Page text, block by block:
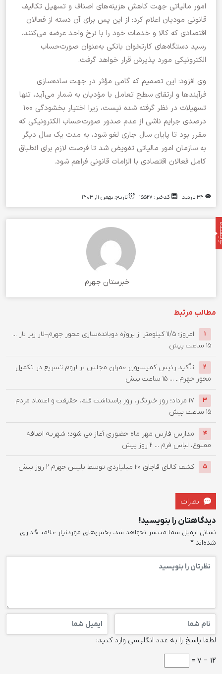
امور مالیاتی جهت کاهش هزینه‌های اصناف و تسهیل تکالیف
قانونی مودیان اعلام کرد: از این پس برای آن دسته از فعالان
اقتصادی که کالا و خدمات خود را با نرخ واحد عرضه می‌کنند،
رسید دستگاه‌های کارتخوان بانکی به‌عنوان صورت‌حساب
الکترونیکی مورد پذیرش قرار خواهد گرفت.
وی افزود: این تصمیم که گامی مؤثر در جهت ساده‌سازی
فرآیندها و ارتقای سطح تعامل با مؤدیان به شمار می‌آید، تنها
تسهیلات در نظر گرفته شده نیست، زیرا اختیار بخشودگی ۱۰۰
درصدی جرایم ناشی از عدم صدور صورت‌حساب الکترونیکی که
مقرر بود تا پایان سال جاری لغو شود، به مدت یک سال دیگر
به سازمان امور مالیاتی تفویض شد تا فرصت لازم برای انطباق
کامل فعالان اقتصادی با الزامات قانونی فراهم شود.
کدخبر: 15527 تاریخ: بهمن 11, 1404
خبرستان جهرم
مطالب مرتبط
1
امروز؛ ۱۱/۵ کیلومتر از پروژه دوبانده‌سازی محور جهرم–لار زیر بار ...
15 ساعت پیش
2
تأکید رئیس کمیسیون عمران مجلس بر لزوم تسریع در تکمیل
محور جهرم ـ ... 15 ساعت پیش
3
۱۷ مرداد؛ روز خبرنگار، روز پاسداشت قلم، حقیقت و اعتماد مردم
15 ساعت پیش
4
مدارس فارس مهر ماه حضوری آغاز می شود؛ شهریه اضافه
ممنوع، لباس فرم ... 2 روز پیش
5 کشف کالای قاچاق 20 میلیاردی توسط پلیس جهرم 2 روز پیش
نظرات
دیدگاهتان را بنویسید!
نشانی ایمیل شما منتشر نخواهد شد. بخش‌های موردنیاز علامت‌گذاری
شده‌اند *
لطفا پاسخ را به عدد انگلیسی وارد کنید:
12 − 7 =